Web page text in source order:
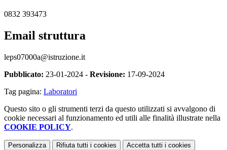
0832 393473
Email struttura
leps07000a@istruzione.it
Pubblicato: 23-01-2024 - Revisione: 17-09-2024
Tag pagina: Laboratori
Questo sito o gli strumenti terzi da questo utilizzati si avvalgono di
cookie necessari al funzionamento ed utili alle finalità illustrate nella
COOKIE POLICY.
Personalizza Rifiuta tutti i cookies Accetta tutti i cookies